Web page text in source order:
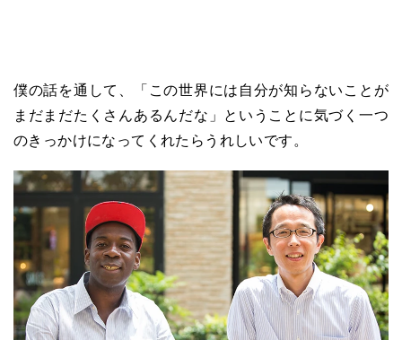
僕の話を通して、「この世界には自分が知らないことが
まだまだたくさんあるんだな」ということに気づく一つ
のきっかけになってくれたらうれしいです。